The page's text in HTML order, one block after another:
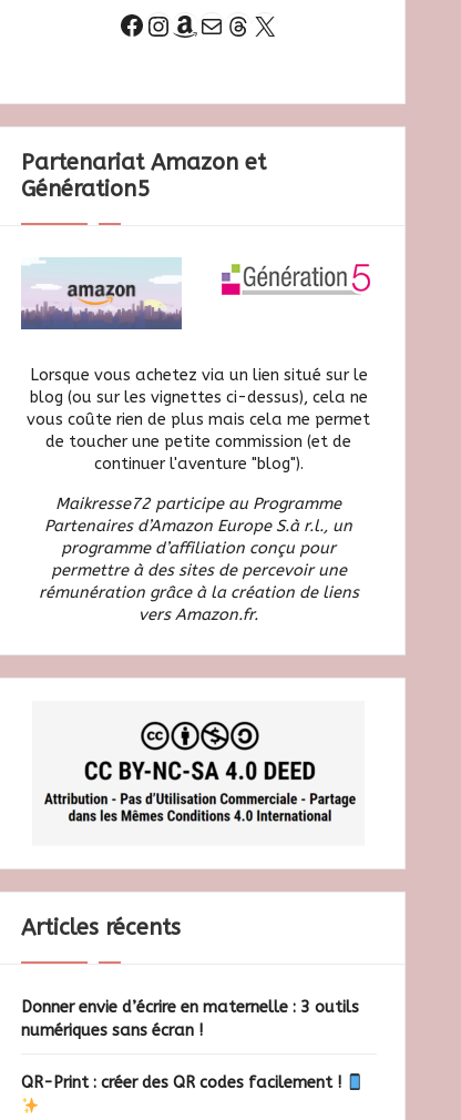
Facebook
Instagram
Amazon
E-mailThreads
X
Partenariat Amazon et
Génération5
Lorsque vous achetez via un lien situé sur le
blog (ou sur les vignettes ci-dessus), cela ne
vous coûte rien de plus mais cela me permet
de toucher une petite commission (et de
continuer l'aventure "blog").
Maikresse72 participe au Programme
Partenaires d’Amazon Europe S.à r.l., un
programme d’affiliation conçu pour
permettre à des sites de percevoir une
rémunération grâce à la création de liens
vers Amazon.fr.
Articles récents
Donner envie d’écrire en maternelle : 3 outils
numériques sans écran !
QR-Print : créer des QR codes facilement !